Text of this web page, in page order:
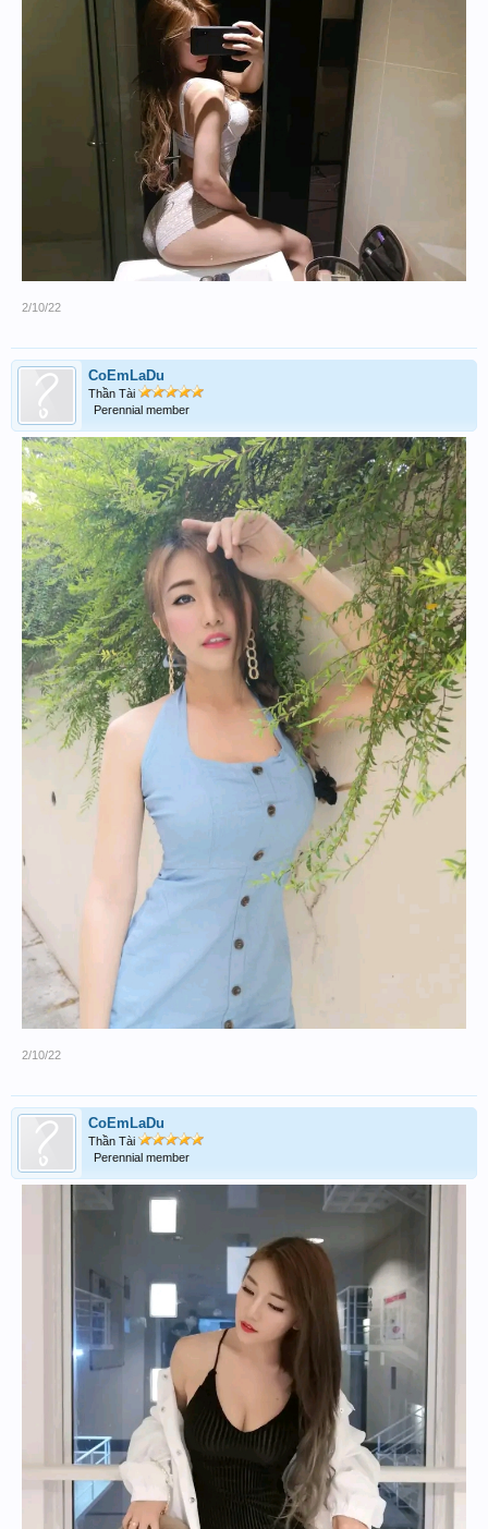
2/10/22
CoEmLaDu
Thần Tài
Perennial member
2/10/22
CoEmLaDu
Thần Tài
Perennial member